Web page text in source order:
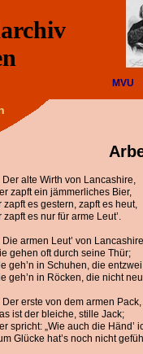
MVU
Der alte Wirth von Lancashire,
zapft ein jämmerliches Bier,
zapft es gestern, zapft es heut,
zapft es nur für arme Leut’.
Die armen Leut’ von
gehen oft durch seine Thür;
geh’n in Schuhen, die entzwei
geh’n in Röcken, die nicht
Der erste von dem armen Pack,
ist der bleiche, stille Jack;
spricht: „Wie auch die Händ’
Glücke hat’s noch nicht